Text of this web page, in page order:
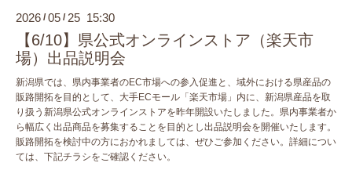
2026 /05 / 25 15:30
【6/10】県公式オンラインストア（楽天市
場）出品説明会
新潟県では、県内事業者のEC市場への参入促進と、域外における県産品の
販路開拓を目的として、大手ECモール「楽天市場」内に、新潟県産品を取
り扱う新潟県公式オンラインストアを昨年開設いたしました。県内事業者か
ら幅広く出品商品を募集することを目的とし出品説明会を開催いたします。
販路開拓を検討中の方におかれましては、ぜひご参加ください。詳細につい
ては、下記チラシをご確認ください。